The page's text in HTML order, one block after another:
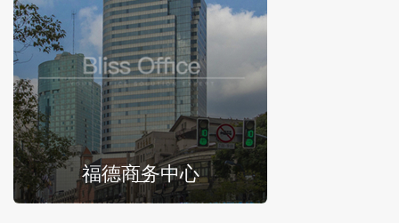
福德商务中心